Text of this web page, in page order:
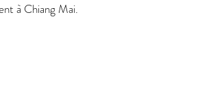
à Chiang Mai.